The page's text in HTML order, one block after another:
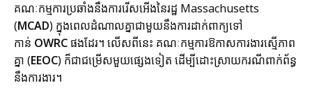
គណៈកម្មការប្រឆាំងនឹងការរើសអើងនៃរដ្ឋ Massachusetts
(MCAD) ក្នុងពេលដំណាលគ្នាជាមួយនឹងការដាក់ពាក្យទៅ
កាន់ OWRCផងដែរ។ លើសពីនេះ គណៈកម្មការឱកាសការងារស្មើភាព
គ្នា (EEOC) ក៏ជាជម្រើសមួយផ្សេងទៀត ដើម្បីដោះស្រាយករណីពាក់ព័ន្ធ
នឹងការងារ។